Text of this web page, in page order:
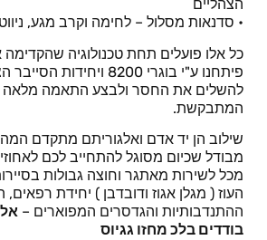
הצהליים
• סדנאות מסלול – לחימה וקרב מגע,
כל אלו פועלים תחת טכנולוגיה
פיתחנו ע"י בוגרי 8200
להשלים את החסר ולבצע התאמה מלאה
המתבקשת.
שילוב הן יד אדם ואלגוריתם מתקדם
מבודל שכיום מסוגל להתחייב לכם
מכל לשירות מאתגר וחוצה גבולות
העוז ( מגלן אגוז ודובדבן ) יחידת רפאים,
ההתנדבותיות והגדסרים המפוארים –
בודדים בלכ מחזו גגיוס